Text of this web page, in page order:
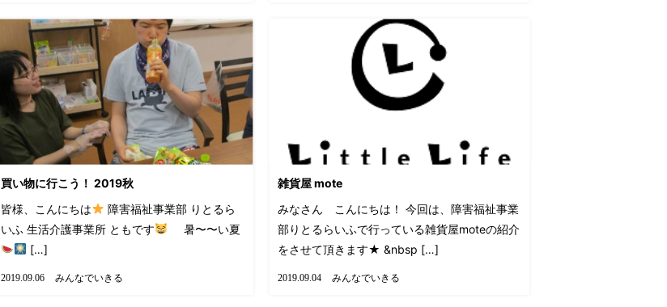
買い物に行こう！ 2019秋
皆様、こんにちは
障害福祉事業部 りとるら
いふ 生活介護事業所 ともです
暑〜〜い夏
[…]
2019.09.06 みんなでいきる
雑貨屋 mote
みなさん こんにちは！ 今回は、障害福祉事業
部りとるらいふで行っている雑貨屋moteの紹介
をさせて頂きます★ &nbsp […]
2019.09.04 みんなでいきる